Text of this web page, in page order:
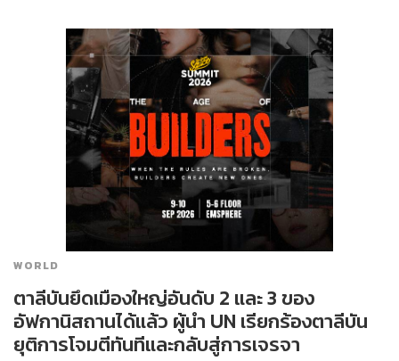
WORLD
ตาลีบันยึดเมืองใหญ่อันดับ 2 และ 3 ของ
อัฟกานิสถานได้แล้ว ผู้นำ UN เรียกร้องตาลีบัน
ยุติการโจมตีทันทีและกลับสู่การเจรจา